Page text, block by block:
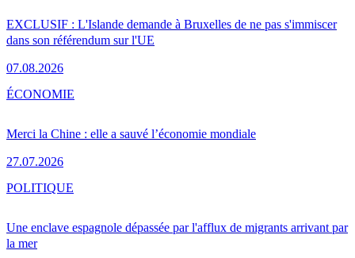
EXCLUSIF : L'Islande demande à Bruxelles de ne pas s'immiscer
dans son référendum sur l'UE
07.08.2026
Merci la Chine : elle a sauvé l’économie mondiale
27.07.2026
ÉCONOMIE
Une enclave espagnole dépassée par l'afflux de migrants arrivant par
la mer
POLITIQUE